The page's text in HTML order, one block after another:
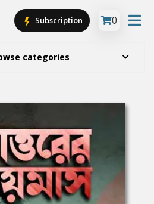
categories
Subscription 0